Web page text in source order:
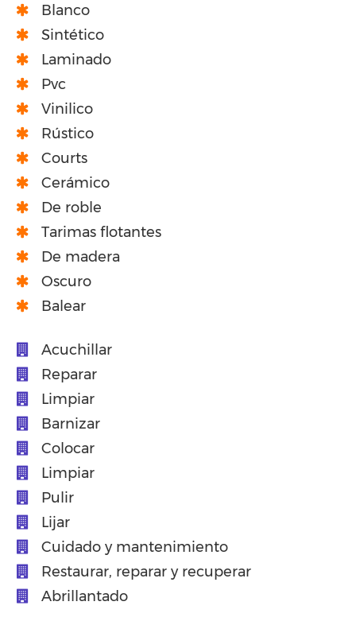
Blanco
Sintético
Laminado
Pvc
Vinilico
Rústico
Courts
Cerámico
De roble
Tarimas flotantes
De madera
Oscuro
Balear
Acuchillar
Reparar
Limpiar
Barnizar
Colocar
Limpiar
Pulir
Lijar
Cuidado y mantenimiento
Restaurar, reparar y recuperar
Abrillantado